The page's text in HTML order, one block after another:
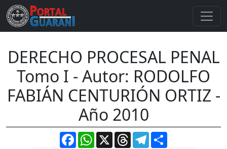
DERECHO PROCESAL PENAL
Tomo I - Autor: RODOLFO
FABIÁN CENTURIÓN ORTIZ -
Año 2010
FacebookWhatsApp
X ThreadsTelegram